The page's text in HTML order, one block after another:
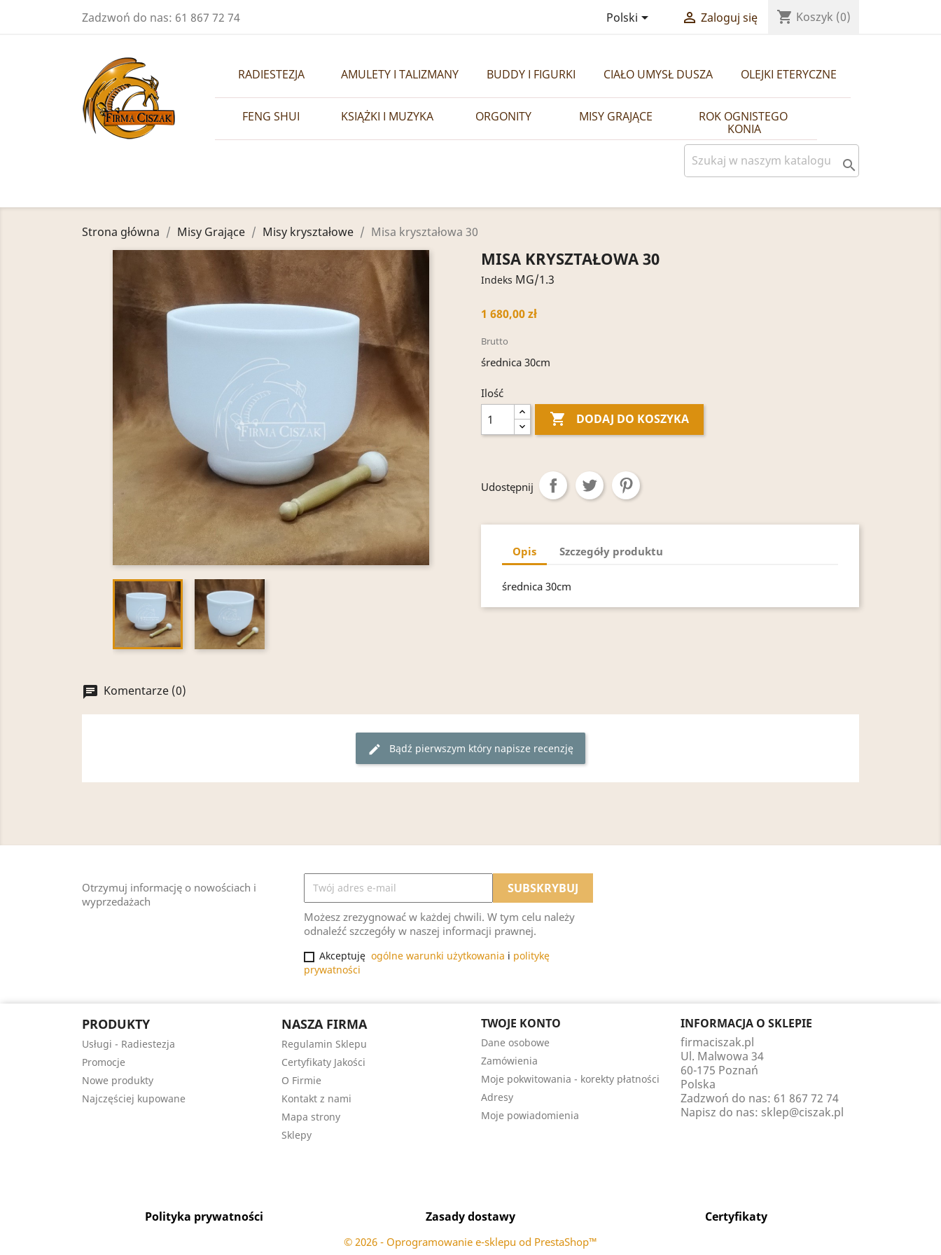
Zadzwoń do nas: 61 867 72 74 Polski  Zaloguj się shopping_cart Koszyk (0)
RADIESTEZJA AMULETY I TALIZMANY BUDDY I FIGURKI CIAŁO UMYSŁ DUSZA OLEJKI ETERYCZNE
FENG SHUI KSIĄŻKI I MUZYKA ORGONITY MISY GRAJĄCE
ROK OGNISTEGO
KONIA

Strona główna Misy Grające Misy kryształowe Misa kryształowa 30
MISA KRYSZTAŁOWA 30
Indeks MG/1.3
1 680,00 zł
Brutto
średnica 30cm
Ilość
 DODAJ DO KOSZYKA
Udostępnij
Opis Szczegóły produktu
średnica 30cm
chat Komentarze (0)
edit Bądź pierwszym który napisze recenzję
Otrzymuj informację o nowościach i
wyprzedażach
Możesz zrezygnować w każdej chwili. W tym celu należy
odnaleźć szczegóły w naszej informacji prawnej.
Akceptuję ogólne warunki użytkowania i politykę
prywatności
PRODUKTY
Usługi - Radiestezja
Promocje
Nowe produkty
Najczęściej kupowane
NASZA FIRMA
Regulamin Sklepu
Certyfikaty Jakości
O Firmie
Kontakt z nami
Mapa strony
Sklepy
TWOJE KONTO
Dane osobowe
Zamówienia
Moje pokwitowania - korekty płatności
Adresy
Moje powiadomienia
INFORMACJA O SKLEPIE
firmaciszak.pl
Ul. Malwowa 34
60-175 Poznań
Polska
Zadzwoń do nas: 61 867 72 74
Napisz do nas: sklep@ciszak.pl
Polityka prywatności Zasady dostawy Certyfikaty
© 2026 - Oprogramowanie e-sklepu od PrestaShop™